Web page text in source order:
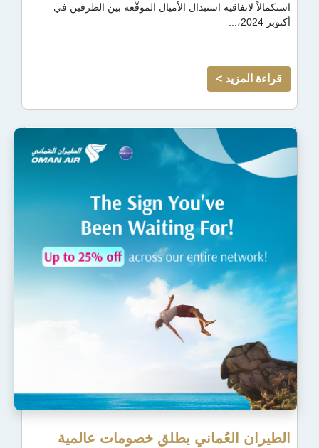
استبدال الأميال الموقّعة بين الطرفين في
يطلق خصومات عالمية